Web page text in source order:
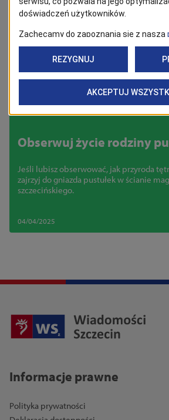
Mieszkańcy
Obserwuj życie rodziny
Jeśli lubisz obserwować, jak przyroda
zajrzyj do gniazda pustułek w ścianie
szczecińskiego.
04/04/2025
Informacje prawne
Polityka prywatności